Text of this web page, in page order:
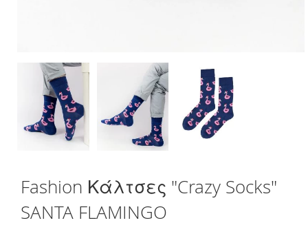
to
beginning
Fashion Κάλτσες "Crazy Socks"
SANTA FLAMINGO